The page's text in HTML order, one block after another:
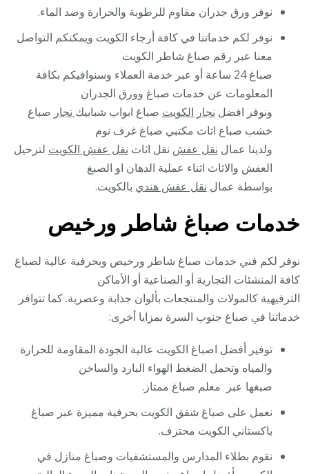
نوفر ورق جدران مقاوم للرطوبة والحرارة وضد الماء.
نوفر لكم خدماتنا في كافة أرجاء الكويت ويمكنكم التواصل
معنا عبر رقم صباغ شاطر الكويت
صباغ 24 ساعة أو عبر خدمة العملاء وسنوافيكم بكافة
المعلومات عن خدمات صباغ وورق الجدران
ونوفر افضل نجار الكويت صباغ ابواب شبابيك نجار صباغ
خشب صباغ اثاث مكتبي صباغ غرف نوم
ولدينا عمال نقل عفش نقل اثاث نقل عفش الكويت لترحيل
العفش والاثاث اثناء عملية الدهان او الصبغ
بواسطة عمال نقل عفش هندي بالكويت.
خدمات صباغ شاطر ورخيص
نوفر لكم فني خدمات صباغ شاطر ورخيص وبحرفية عالية لصباغ
كافة المنشئات التجارية أو الصناعية أو الأماكن
الترفيهية كالمولات والمنتجعات بألوان جذابة وعصرية. كما تتوافر
خدماتنا في صباغ جنوب السرة بمزايا أخرى:
توفير أفضل اصباغ الكويت عالية الجودة المقاومة للحرارة
والمياه وتحمل الضغط الهواء البارد والساخن
صبغها عبر معلم صباغ ممتاز.
نعمل على صباغ شقق الكويت بحرفية مميزة عبر صباغ
باكستاني الكويت محترف.
نقوم بطلاء المدارس والمستشفيات وصباغ منازل في